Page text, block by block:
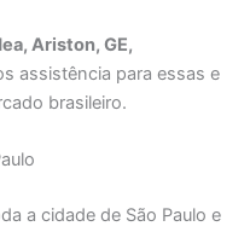
Ariston, GE,
assistência para essas e
brasileiro.
a cidade de São Paulo e